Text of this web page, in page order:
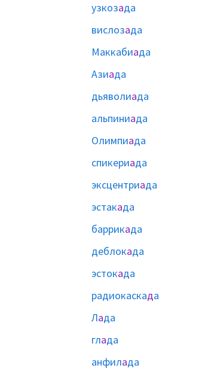
узкозада
вислозада
Маккабиада
Азиада
дьяволиада
альпиниада
Олимпиада
спикериада
эксцентриада
эстакада
баррикада
деблокада
эстокада
радиокаскада
Лада
глада
анфилада